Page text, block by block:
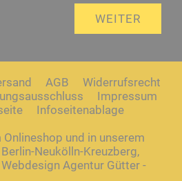
AGB
Widerrufsrecht
Impressum
Infoseitenablage
Onlineshop und in unserem
Neukölln-Kreuzberg,
Agentur Gütter -